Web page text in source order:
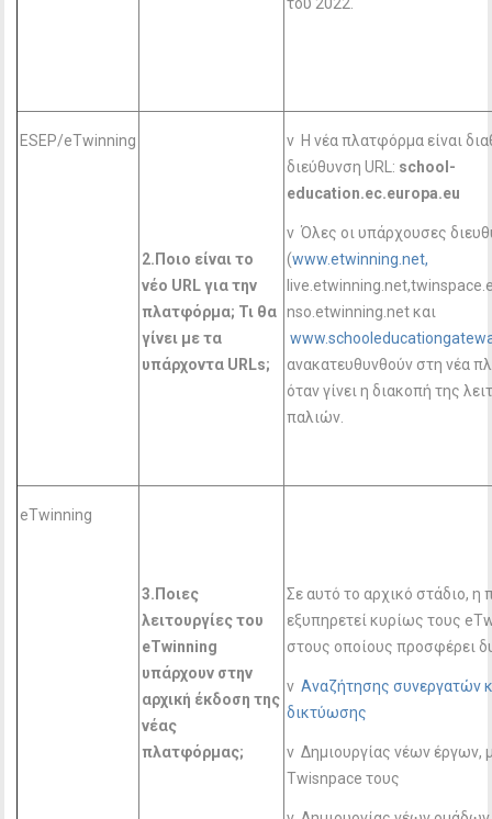
ESEP/eTwinning
2.Ποιο είναι το
νέο URLγια την
πλατφόρμα; Τι θα
γίνει με τα
υπάρχοντα URLs;
v Η νέα πλατφόρμα είναι
διεύθυνση URL: school -
education.ec.europa.eu
v Όλες οι υπάρχουσες
(www.etwinning.net,
nso.etwinning.net και
ανακατευθυνθούν στη νέα
όταν γίνει η διακοπή της
παλιών.
eTwinning
3.Ποιες
λειτουργίες του
eTwinning
υπάρχουν στην
αρχική έκδοση της
νέας
πλατφόρμας;
Σε αυτό το αρχικό στάδιο,
εξυπηρετεί κυρίως τους
στους οποίους προσφέρει
vΑναζήτησης συνεργατών
δικτύωσης
v Δημιουργίας νέων έργων,
Twisnpace τους